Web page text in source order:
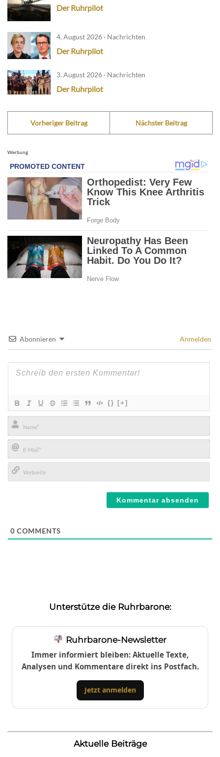
Der Ruhrpilot
4. August 2026 · Nachrichten
Der Ruhrpilot
3. August 2026 · Nachrichten
Der Ruhrpilot
Vorheriger Beitrag Nächster Beitrag
Werbung
Abonnieren Anmelden
{} [+]
Name*
E-
Mail*
0 COMMENTS
Unterstütze die Ruhrbarone:
Ruhrbarone-Newsletter
Immer informiert bleiben: Aktuelle Texte,
Analysen und Kommentare direkt ins Postfach.
Jetzt anmelden
Aktuelle Beiträge